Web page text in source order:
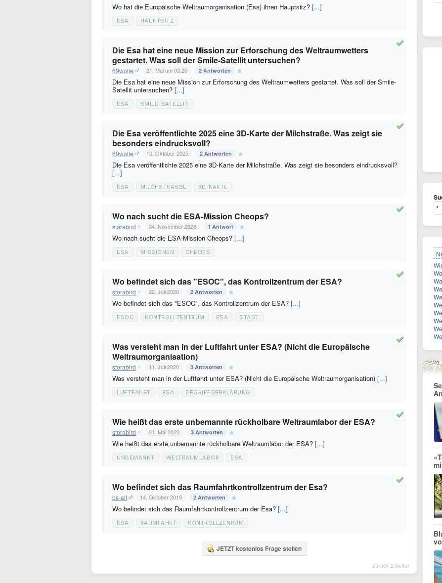
Wo hat die Europäische Weltraumorganisation (Esa) ihren Hauptsitz? [...]
ESA HAUPTSITZ
Die Esa hat eine neue Mission zur Erforschung des Weltraumwetters
gestartet. Was soll der Smile-Satellit untersuchen?
69wolle 21. Mai um 03:20 2 Antworten
Die Esa hat eine neue Mission zur Erforschung des Weltraumwetters gestartet. Was soll der Smile-
Satellit untersuchen? [...]
ESA SMILE-SATELLIT
Die Esa veröffentlichte 2025 eine 3D-Karte der Milchstraße. Was zeigt sie
besonders eindrucksvoll?
69wolle 10. Oktober 2025 2 Antworten
Die Esa veröffentlichte 2025 eine 3D-Karte der Milchstraße. Was zeigt sie besonders eindrucksvoll?
[...]
ESA MILCHSTRASSE 3D-KARTE
Wo nach sucht die ESA-Mission Cheops?
storabird 04. November 2023 1 Antwort
Wo nach sucht die ESA-Mission Cheops? [...]
ESA MISSIONEN CHEOPS
Wo befindet sich das "ESOC", das Kontrollzentrum der ESA?
storabird 22. Juli 2020 2 Antworten
Wo befindet sich das "ESOC", das Kontrollzentrum der ESA? [...]
ESOC KONTROLLZENTRUM ESA STADT
Was versteht man in der Luftfahrt unter ESA? (Nicht die Europäische
Weltraumorganisation)
storabird 11. Juli 2020 3 Antworten
Was versteht man in der Luftfahrt unter ESA? (Nicht die Europäische Weltraumorganisation) [...]
LUFTFAHRT ESA BEGRIFFSERKLÄRUNG
Wie heißt das erste unbemannte rückholbare Weltraumlabor der ESA?
storabird 01. Mai 2020 3 Antworten
Wie heißt das erste unbemannte rückholbare Weltraumlabor der ESA? [...]
UNBEMANNT WELTRAUMLABOR ESA
Wo befindet sich das Raumfahrtkontrollzentrum der Esa?
bs-alf 14. Oktober 2019 2 Antworten
Wo befindet sich das Raumfahrtkontrollzentrum der Esa? [...]
ESA RAUMFAHRT KONTROLLZENRUM
JETZT kostenlos Frage stellen
zurück :: weiter
Was